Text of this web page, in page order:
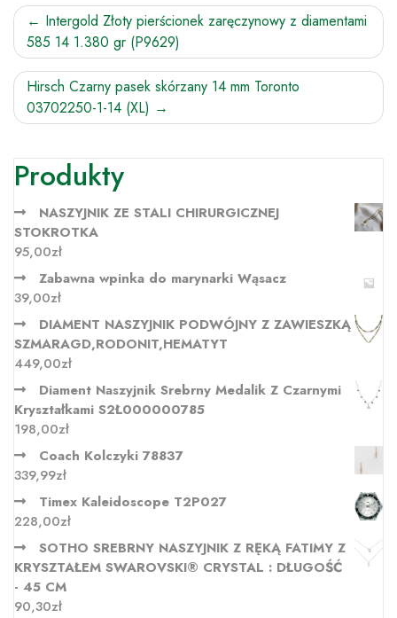
Nawigacja
wpisu
Intergold Złoty pierścionek zaręczynowy z diamentami
585 14 1.380 gr (P9629)
Hirsch Czarny pasek skórzany 14 mm Toronto
03702250-1-14 (XL)
Produkty
NASZYJNIK ZE STALI CHIRURGICZNEJ
STOKROTKA
95,00zł
Zabawna wpinka do marynarki Wąsacz
39,00zł
DIAMENT NASZYJNIK PODWÓJNY Z ZAWIESZKĄ
SZMARAGD,RODONIT,HEMATYT
449,00zł
Diament Naszyjnik Srebrny Medalik Z Czarnymi
Kryształkami S2Ł000000785
198,00zł
Coach Kolczyki 78837
339,99zł
Timex Kaleidoscope T2P027
228,00zł
SOTHO SREBRNY NASZYJNIK Z RĘKĄ FATIMY Z
KRYSZTAŁEM SWAROVSKI® CRYSTAL : DŁUGOŚĆ
- 45 CM
90,30zł